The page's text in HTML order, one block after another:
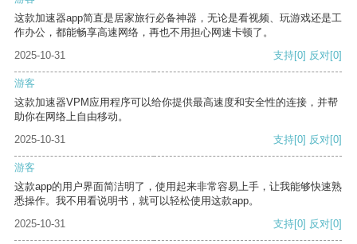
这款加速器app简直是居家旅行必备神器，无论是看视频、玩游戏还是工
作办公，都能畅享高速网络，再也不用担心网速卡顿了。
2025-10-31
支持[0] 反对[0]
游客
这款加速器VPM应用程序可以给你提供最高速度和安全性的连接，并帮
助你在网络上自由移动。
2025-10-31
支持[0] 反对[0]
游客
这款app的用户界面简洁明了，使用起来非常容易上手，让我能够快速熟
悉操作。我不用看说明书，就可以轻松使用这款app。
2025-10-31
支持[0] 反对[0]